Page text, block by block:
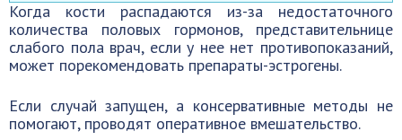
Когда кости распадаются из-за недостаточного
количества половых гормонов, представительнице
слабого пола врач, если у нее нет противопоказаний,
может порекомендовать препараты-эстрогены.
Если случай запущен, а консервативные методы не
помогают, проводят оперативное вмешательство.